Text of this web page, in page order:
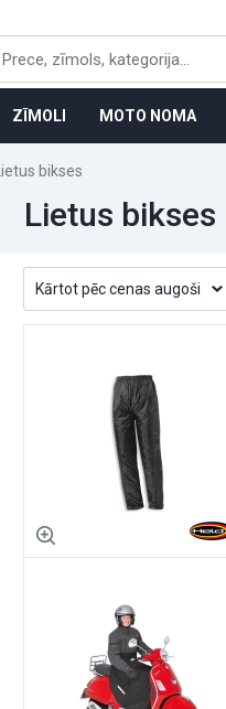
ZĪMOLI MOTO NOMA
Lietus bikses
Lietus bikses